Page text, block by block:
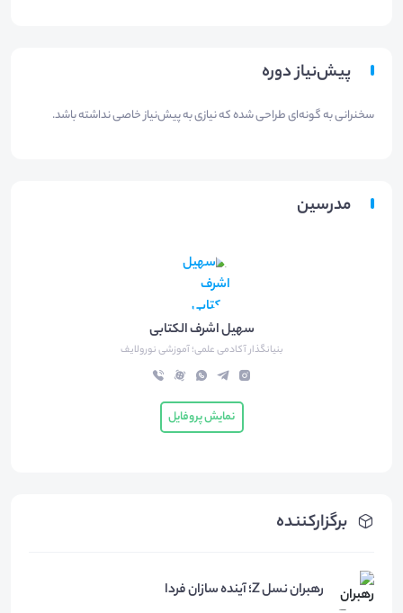
برگزارکننده
رهبران نسل Z؛ آینده سازان فردا
پیش‌نیاز دوره
سخنرانی به گونه‌ای طراحی شده که نیازی به پیش‌نیاز خاصی نداشته باشد.
مدرسین
سهیل اشرف الکتابی
بنیانگذار آکادمی علمی؛ آموزشی نورولایف
نمایش پروفایل